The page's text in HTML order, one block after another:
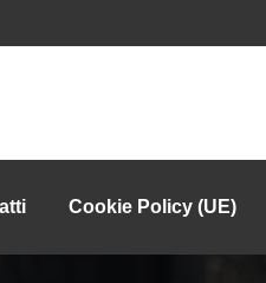
Cookie Policy (UE)